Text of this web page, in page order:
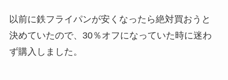
以前に鉄フライパンが安くなったら絶対買おうと
決めていたので、30％オフになっていた時に迷わ
ず購入しました。